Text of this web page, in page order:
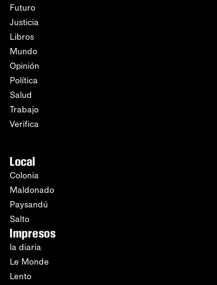
Futuro
Justicia
Libros
Mundo
Opinión
Política
Salud
Trabajo
Verifica
Local
Colonia
Maldonado
Paysandú
Salto
Impresos
la diaria
Le Monde
Lento